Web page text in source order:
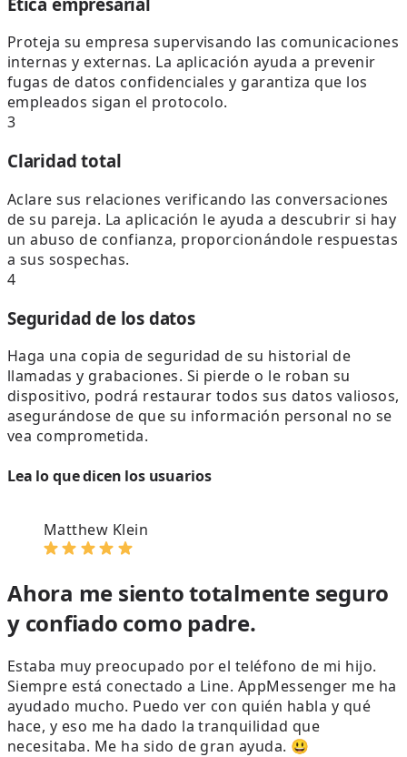
Proteja su empresa supervisando las comunicaciones
internas y externas. La aplicación ayuda a prevenir
fugas de datos confidenciales y garantiza que los
empleados sigan el protocolo.
3
Claridad total
Aclare sus relaciones verificando las conversaciones
de su pareja. La aplicación le ayuda a descubrir si hay
un abuso de confianza, proporcionándole respuestas
a sus sospechas.
4
Seguridad de los datos
Haga una copia de seguridad de su historial de
llamadas y grabaciones. Si pierde o le roban su
dispositivo, podrá restaurar todos sus datos valiosos,
asegurándose de que su información personal no se
vea comprometida.
Lea lo que dicen los usuarios
Matthew Klein
Ahora me siento totalmente seguro
y confiado como padre.
Estaba muy preocupado por el teléfono de mi hijo.
Siempre está conectado a Line. AppMessenger me ha
ayudado mucho. Puedo ver con quién habla y qué
hace, y eso me ha dado la tranquilidad que
necesitaba. Me ha sido de gran ayuda. 😃